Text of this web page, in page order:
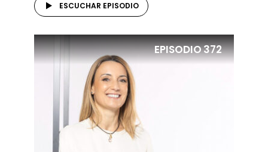
ESCUCHAR EPISODIO
EPISODIO372